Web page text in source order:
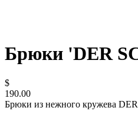
Брюки 'DER
$
190.00
Брюки из нежного кружева DER